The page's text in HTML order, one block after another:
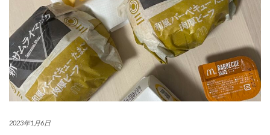
2023年1月6日